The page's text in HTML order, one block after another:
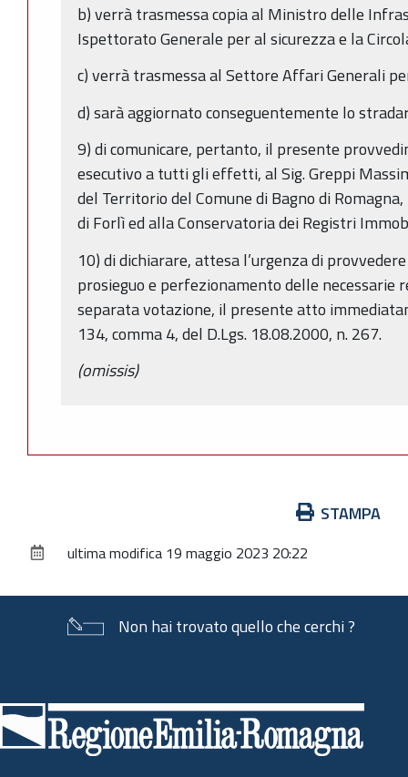
b) verrà trasmessa copia al Ministro delle
Ispettorato Generale per al sicurezza e la
c) verrà trasmessa al Settore Affari Generali
d) sarà aggiornato conseguentemente lo
9) di comunicare, pertanto, il presente
esecutivo a tutti gli effetti, al Sig. Greppi
del Territorio del Comune di Bagno di
di Forlì ed alla Conservatoria dei Registri
10) di dichiarare, attesa l’urgenza di
prosieguo e perfezionamento delle necessarie
separata votazione, il presente atto
134, comma 4, del D.Lgs. 18.08.2000, n. 267.
(omissis)
documento
STAMPA
ultima modifica 19 maggio 2023 20:22
Non hai trovato quello che cerchi ?
di
pagina